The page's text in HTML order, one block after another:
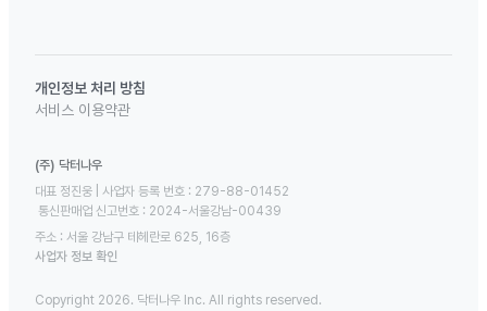
개인정보 처리 방침
서비스 이용약관
(주) 닥터나우
대표 정진웅 | 사업자 등록 번호 : 279-88-01452
통신판매업 신고번호 : 2024-서울강남-00439
주소 : 서울 강남구 테헤란로 625, 16층
사업자 정보 확인
Copyright 2026. 닥터나우 Inc. All rights reserved.